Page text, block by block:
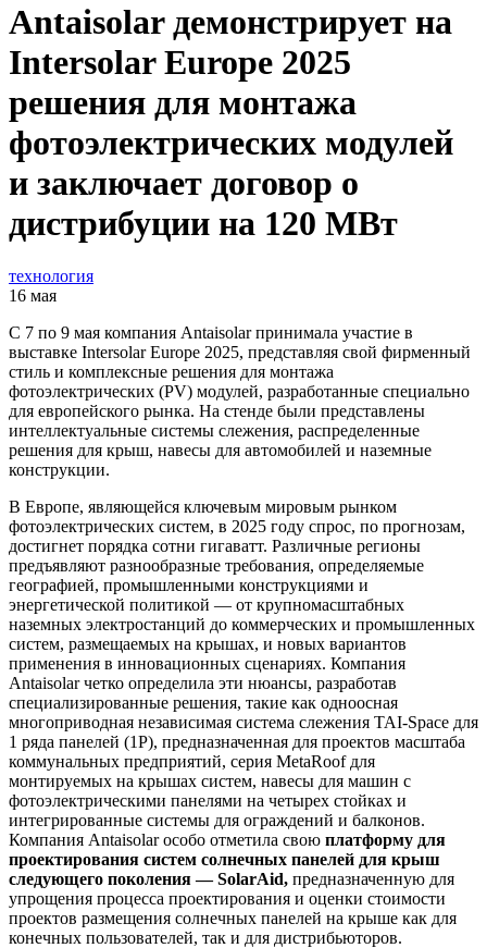
Antaisolar демонстрирует на
Intersolar Europe 2025
решения для монтажа
фотоэлектрических модулей
и заключает договор о
дистрибуции на 120 МВт
технология
16 мая
С 7 по 9 мая компания Antaisolar принимала участие в
выставке Intersolar Europe 2025, представляя свой фирменный
стиль и комплексные решения для монтажа
фотоэлектрических (PV) модулей, разработанные специально
для европейского рынка. На стенде были представлены
интеллектуальные системы слежения, распределенные
решения для крыш, навесы для автомобилей и наземные
конструкции.
В Европе, являющейся ключевым мировым рынком
фотоэлектрических систем, в 2025 году спрос, по прогнозам,
достигнет порядка сотни гигаватт. Различные регионы
предъявляют разнообразные требования, определяемые
географией, промышленными конструкциями и
энергетической политикой — от крупномасштабных
наземных электростанций до коммерческих и промышленных
систем, размещаемых на крышах, и новых вариантов
применения в инновационных сценариях. Компания
Antaisolar четко определила эти нюансы, разработав
специализированные решения, такие как одноосная
многоприводная независимая система слежения TAI-Space для
1 ряда панелей (1P), предназначенная для проектов масштаба
коммунальных предприятий, серия MetaRoof для
монтируемых на крышах систем, навесы для машин с
фотоэлектрическими панелями на четырех стойках и
интегрированные системы для ограждений и балконов.
Компания Antaisolar особо отметила свою платформу для
проектирования систем солнечных панелей для крыш
следующего поколения — SolarAid, предназначенную для
упрощения процесса проектирования и оценки стоимости
проектов размещения солнечных панелей на крыше как для
конечных пользователей, так и для дистрибьюторов.